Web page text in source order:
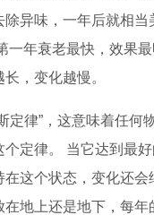
除异味，一年后就相当
一年衰老最快，效果
，变化越慢。
定律”，这意味着任何
个定律。 当它达到最
在这个状态，变化还会
在地上还是地下，每年